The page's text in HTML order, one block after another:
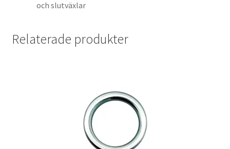
och slutväxlar
Relaterade produkter